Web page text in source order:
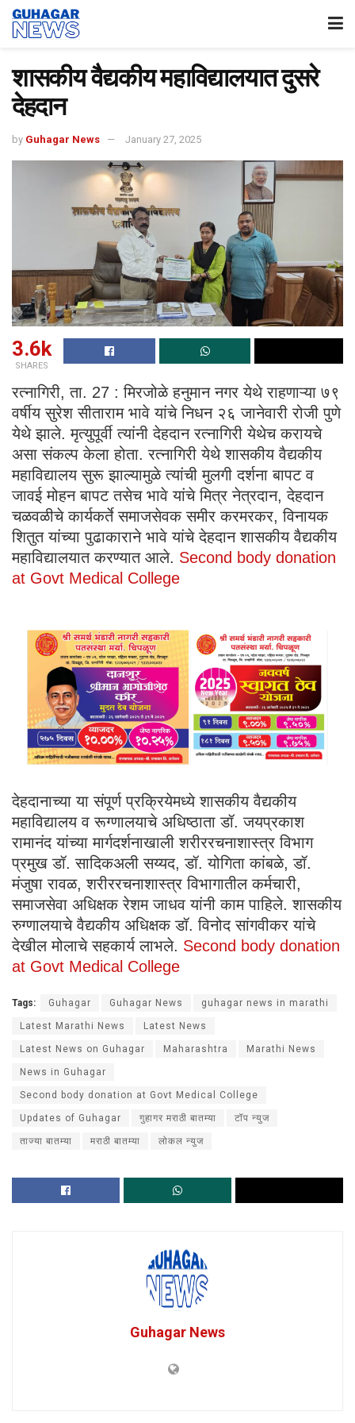
शासकीय वैद्यकीय महाविद्यालयात दुसरे
देहदान
by Guhagar News January 27, 2025
3.6k
SHARES
रत्नागिरी, ता. 27 : मिरजोळे हनुमान नगर येथे राहणाऱ्या ७९
वर्षीय सुरेश सीताराम भावे यांचे निधन २६ जानेवारी रोजी पुणे
येथे झाले. मृत्युपूर्वी त्यांनी देहदान रत्नागिरी येथेच करायचे
असा संकल्प केला होता. रत्नागिरी येथे शासकीय वैद्यकीय
महाविद्यालय सुरू झाल्यामुळे त्यांची मुलगी दर्शना बापट व
जावई मोहन बापट तसेच भावे यांचे मित्र नेत्रदान, देहदान
चळवळीचे कार्यकर्ते समाजसेवक समीर करमरकर, विनायक
शितुत यांच्या पुढाकाराने भावे यांचे देहदान शासकीय वैद्यकीय
महाविद्यालयात करण्यात आले. Second body donation
at Govt Medical College
देहदानाच्या या संपूर्ण प्रक्रियेमध्ये शासकीय वैद्यकीय
महाविद्यालय व रूग्णालयाचे अधिष्ठाता डॉ. जयप्रकाश
रामानंद यांच्या मार्गदर्शनाखाली शरीररचनाशास्त्र विभाग
प्रमुख डॉ. सादिकअली सय्यद, डॉ. योगिता कांबळे, डॉ.
मंजुषा रावळ, शरीररचनाशास्त्र विभागातील कर्मचारी,
समाजसेवा अधिक्षक रेशम जाधव यांनी काम पाहिले. शासकीय
रुग्णालयाचे वैद्यकीय अधिक्षक डॉ. विनोद सांगवीकर यांचे
देखील मोलाचे सहकार्य लाभले. Second body donation
at Govt Medical College
Tags: Guhagar Guhagar News guhagar news in marathi
Latest Marathi News Latest News
Latest News on Guhagar Maharashtra Marathi News
News in Guhagar
Second body donation at Govt Medical College
Updates of Guhagar गुहागर मराठी बातम्या टॉप न्युज
ताज्या बातम्या मराठी बातम्या लोकल न्युज
Guhagar News